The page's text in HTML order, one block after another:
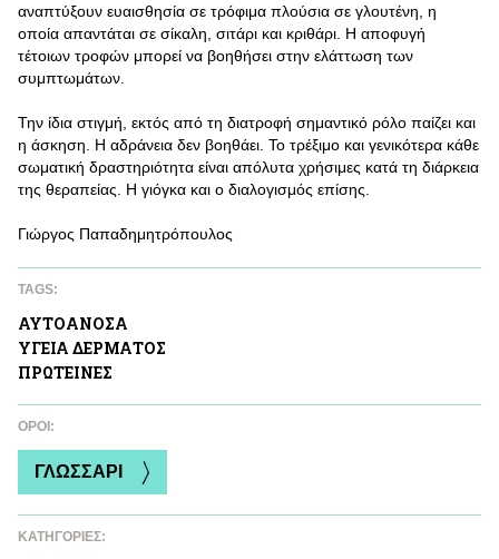
αναπτύξουν ευαισθησία σε τρόφιμα πλούσια σε γλουτένη, η
οποία απαντάται σε σίκαλη, σιτάρι και κριθάρι. Η αποφυγή
τέτοιων τροφών μπορεί να βοηθήσει στην ελάττωση των
συμπτωμάτων.
Την ίδια στιγμή, εκτός από τη διατροφή σημαντικό ρόλο παίζει και
η άσκηση. Η αδράνεια δεν βοηθάει. Το τρέξιμο και γενικότερα κάθε
σωματική δραστηριότητα είναι απόλυτα χρήσιμες κατά τη διάρκεια
της θεραπείας. Η γιόγκα και ο διαλογισμός επίσης.
Γιώργος Παπαδημητρόπουλος
TAGS:
ΑΥΤΟAΝΟΣΑ
ΥΓΕΙΑ ΔΕΡΜΑΤΟΣ
ΠΡΩΤΕΙΝΕΣ
ΌΡΟΙ:
ΓΛΩΣΣΑΡΙ
ΚΑΤΗΓΟΡΙΕΣ: